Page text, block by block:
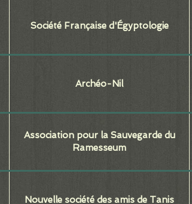
Société Française d'Égyptologie
Archéo-Nil
Association pour la Sauvegarde du
Ramesseum
Nouvelle société des amis de Tanis